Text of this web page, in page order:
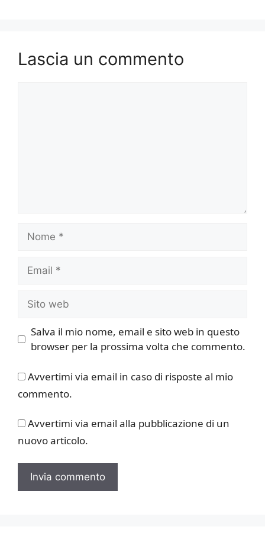
Lascia un commento
Nome
Email
Sito
web
Salva il mio nome, email e sito web in questo
browser per la prossima volta che commento.
Avvertimi via email in caso di risposte al mio
commento.
Avvertimi via email alla pubblicazione di un
nuovo articolo.